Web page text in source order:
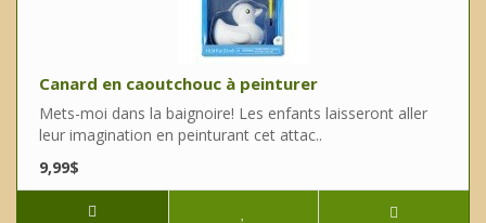
Canard en caoutchouc à peinturer
Mets-moi dans la baignoire! Les enfants laisseront aller
leur imagination en peinturant cet attac..
9,99$